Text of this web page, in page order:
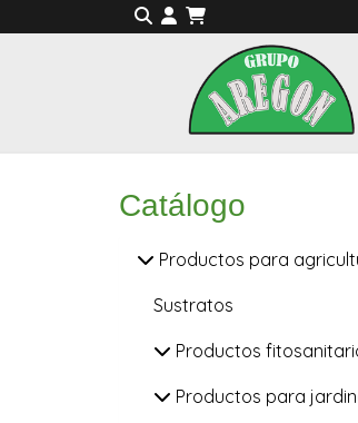
Catálogo
Productos para
Sustratos
Productos
Productos para